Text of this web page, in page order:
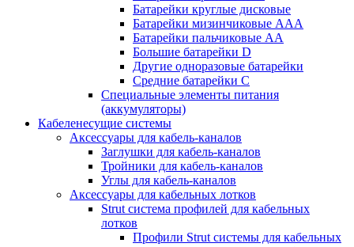
Батарейки круглые дисковые
Батарейки мизинчиковые ААА
Батарейки пальчиковые АА
Большие батарейки D
Другие одноразовые батарейки
Средние батарейки C
Специальные элементы питания
(аккумуляторы)
Кабеленесущие системы
Аксессуары для кабель-каналов
Заглушки для кабель-каналов
Тройники для кабель-каналов
Углы для кабель-каналов
Аксессуары для кабельных лотков
Strut система профилей для кабельных
лотков
Профили Strut системы для кабельных